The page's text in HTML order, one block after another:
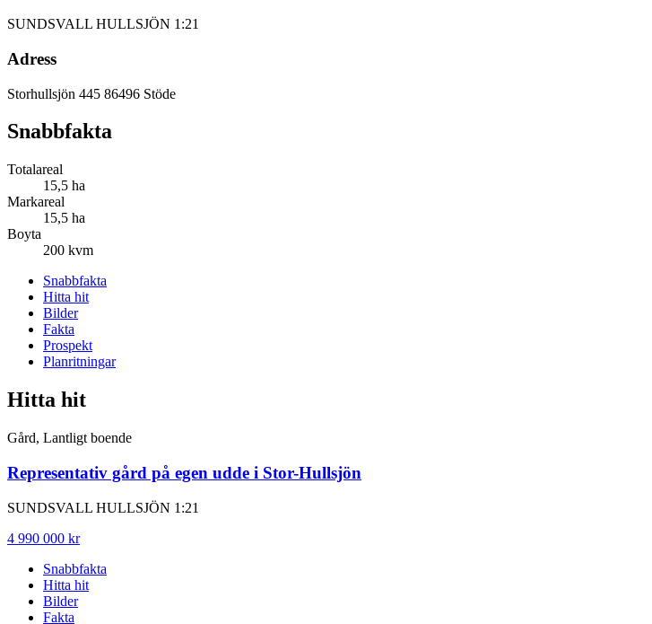
SUNDSVALL HULLSJÖN 1:21
Adress
Storhullsjön 445 86496 Stöde
Snabbfakta
Totalareal
15,5 ha
Markareal
15,5 ha
Boyta
200 kvm
Snabbfakta
Hitta hit
Bilder
Fakta
Prospekt
Planritningar
Hitta hit
Gård, Lantligt boende
Representativ gård på egen udde i Stor-Hullsjön
SUNDSVALL HULLSJÖN 1:21
4 990 000 kr
Snabbfakta
Hitta hit
Bilder
Fakta